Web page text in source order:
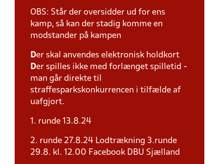
OBS: Står der oversidder ud for ens
kamp, så kan der stadig komme en
modstander på kampen
Der skal anvendes elektronisk holdkort
Der spilles ikke med forlænget spilletid -
man går direkte til
straffesparkskonkurrencen i tilfælde af
uafgjort.
1. runde 13.8.24
2. runde 27.8.24 Lodtrækning 3.runde
29.8. kl. 12.00 Facebook DBU Sjælland